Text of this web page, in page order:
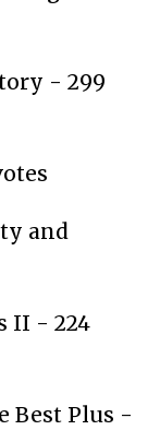
- 299
and
II - 224
Best Plus -